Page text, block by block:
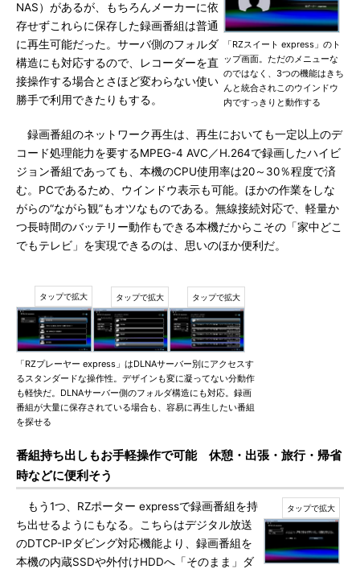
「RZスイート express」のト
ップ画面。ただのメニューな
のではなく、3つの機能はきち
んと統合されこのウインドウ
内ですっきりと動作する
NAS）があるが、もちろんメーカーに依
存せずこれらに保存した録画番組は普通
に再生可能だった。サーバ側のフォルダ
構造にも対応するので、レコーダーを直
接操作する場合とさほど変わらない使い
勝手で利用できたりもする。
録画番組のネットワーク再生は、再生においても一定以上のデ
コード処理能力を要するMPEG-4 AVC／H.264で録画したハイビ
ジョン番組であっても、本機のCPU使用率は20～30％程度で済
む。PCであるため、ウインドウ表示も可能。ほかの作業をしな
がらの“ながら観”もオツなものである。無線接続対応で、軽量か
つ長時間のバッテリー動作もできる本機だからこその「家中どこ
でもテレビ」を実現できるのは、思いのほか便利だ。
「RZプレーヤー express」はDLNAサーバー別にアクセスす
るスタンダードな操作性。デザインも変に凝ってない分動作
も軽快だ。DLNAサーバー側のフォルダ構造にも対応。録画
番組が大量に保存されている場合も、容易に再生したい番組
を探せる
番組持ち出しもお手軽操作で可能 休憩・出張・旅行・帰省
時などに便利そう
もう1つ、RZポーター expressで録画番組を持
ち出せるようにもなる。こちらはデジタル放送
のDTCP-IPダビング対応機能より、録画番組を
本機の内蔵SSDや外付けHDDへ「そのまま」ダ